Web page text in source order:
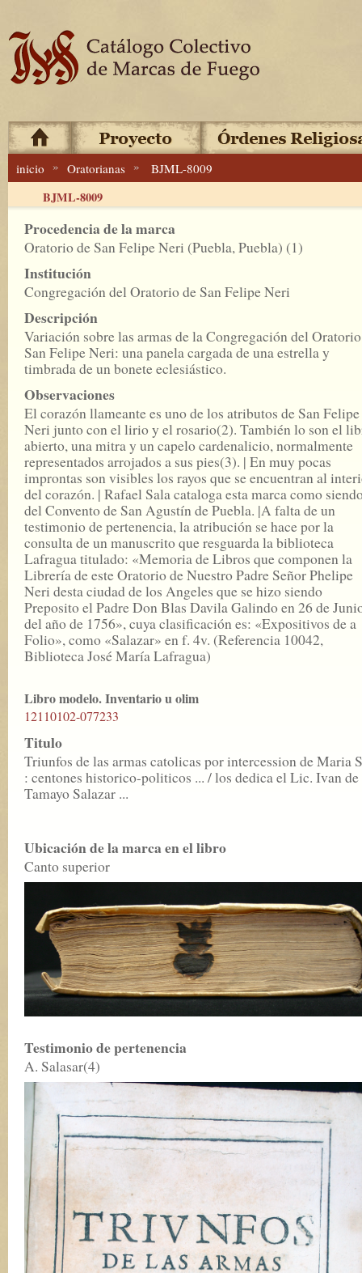
inicio » Oratorianas » BJML-8009
BJML-8009
Procedencia de la marca
Oratorio de San Felipe Neri (Puebla, Puebla) (1)
Institución
Congregación del Oratorio de San Felipe Neri
Descripción
Variación sobre las armas de la Congregación del
San Felipe Neri: una panela cargada de una estrella y
timbrada de un bonete eclesiástico.
Observaciones
El corazón llameante es uno de los atributos de San Felipe
Neri junto con el lirio y el rosario(2). También lo son el
abierto, una mitra y un capelo cardenalicio, normalmente
representados arrojados a sus pies(3). | En muy pocas
improntas son visibles los rayos que se encuentran al
del corazón. | Rafael Sala cataloga esta marca como
del Convento de San Agustín de Puebla. |A falta de un
testimonio de pertenencia, la atribución se hace por la
consulta de un manuscrito que resguarda la biblioteca
Lafragua titulado: «Memoria de Libros que componen la
Librería de este Oratorio de Nuestro Padre Señor Phelipe
Neri desta ciudad de los Angeles que se hizo siendo
Preposito el Padre Don Blas Davila Galindo en 26 de
del año de 1756», cuya clasificación es: «Expositivos de a
Folio», como «Salazar» en f. 4v. (Referencia 10042,
Biblioteca José María Lafragua)
Libro modelo. Inventario u olim
12110102-077233
Titulo
Triunfos de las armas catolicas por intercession de Maria
: centones historico-politicos ... / los dedica el Lic. Ivan de
Tamayo Salazar ...
Ubicación de la marca en el libro
Canto superior
Testimonio de pertenencia
A. Salasar(4)